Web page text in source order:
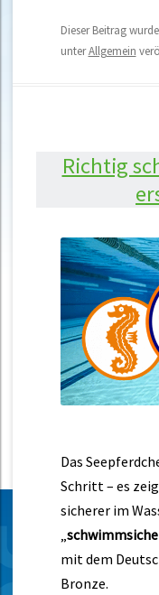
Dieser Beitrag
unterAllgemein
Richtig
Das
Schritt – es
sicherer im
„
mit dem
Bronze.